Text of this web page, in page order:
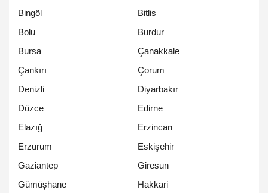
Bingöl
Bitlis
Bolu
Burdur
Bursa
Çanakkale
Çankırı
Çorum
Denizli
Diyarbakır
Düzce
Edirne
Elazığ
Erzincan
Erzurum
Eskişehir
Gaziantep
Giresun
Gümüşhane
Hakkari